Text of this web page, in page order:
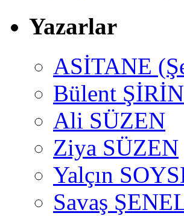
Yazarlar
ASİTANE
Bülent ŞİRİN
Ali SÜZEN
Ziya SÜZEN
Yalçın
Savaş